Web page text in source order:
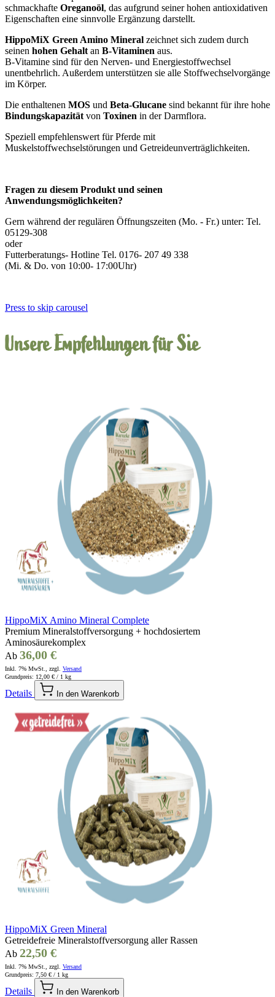
schmackhafte Oreganoöl, das aufgrund seiner hohen antioxidativen
Eigenschaften eine sinnvolle Ergänzung darstellt.
HippoMiX Green Amino Mineral zeichnet sich zudem durch
seinen hohen Gehalt an B-Vitaminen aus.
B-Vitamine sind für den Nerven- und Energiestoffwechsel
unentbehrlich. Außerdem unterstützen sie alle Stoffwechselvorgänge
im Körper.
Die enthaltenen MOS und Beta-Glucane sind bekannt für ihre hohe
Bindungskapazität von Toxinen in der Darmflora.
Speziell empfehlenswert für Pferde mit
Muskelstoffwechselstörungen und Getreideunverträglichkeiten.
Fragen zu diesem Produkt und seinen
Anwendungsmöglichkeiten?
Gern während der regulären Öffnungszeiten (Mo. - Fr.) unter: Tel.
05129-308
oder
Futterberatungs- Hotline Tel. 0176- 207 49 338
(Mi. & Do. von 10:00- 17:00Uhr)
Press to skip carousel
Unsere Empfehlungen für Sie
HippoMiX Amino Mineral Complete
Premium Mineralstoffversorgung + hochdosiertem
Aminosäurekomplex
Ab 36,00 €
Inkl. 7% MwSt., zzgl. Versand
Grundpreis: 12,00 € / 1 kg
Details In den Warenkorb
HippoMiX Green Mineral
Getreidefreie Mineralstoffversorgung aller Rassen
Ab 22,50 €
Inkl. 7% MwSt., zzgl. Versand
Grundpreis: 7,50 € / 1 kg
Details In den Warenkorb